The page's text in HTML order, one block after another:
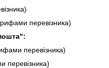
перевізника)
перевізника)
перевізника)